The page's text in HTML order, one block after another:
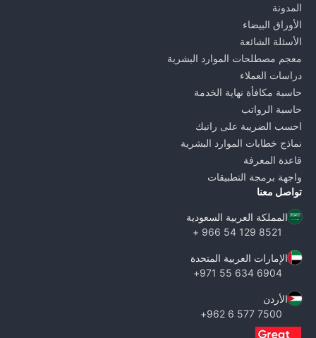
المدونة
الأوراق البيضاء
الأسئلة الشائعة
معجم مصطلحات الموارد البشرية
دراسات العملاء
حاسبة مكافأة نهاية الخدمة
حاسبة الرواتب
احسب الضريبة على راتبك
نماذج خطابات الموارد البشرية
قاعدة المعرفة
واجهة برمجة التطبيقات
تواصل معنا
المملكة العربية السعودية
8521 129 54 966 +
الإمارات العربية المتحدة
6904 634 55 971+
الأردن
7500 577 6 962+